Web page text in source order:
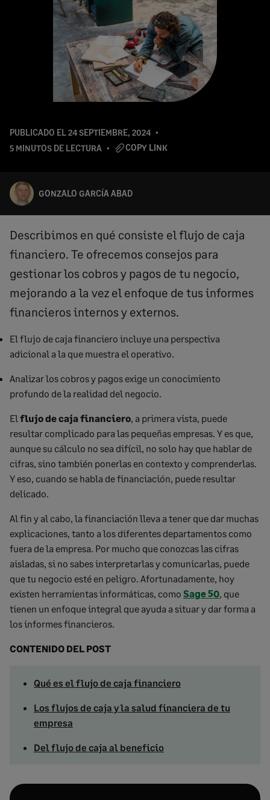
PUBLICADO EL24 SEPTIEMBRE, 2024
5 MINUTOS DE LECTURA
COPY LINK
GONZALO GARCÍA ABAD
Describimos en qué consiste el flujo de caja
financiero. Te ofrecemos consejos para
gestionar los cobros y pagos de tu negocio,
mejorando a la vez el enfoque de tus informes
financieros internos y externos.
El flujo de caja financiero incluye una perspectiva
adicional a la que muestra el operativo.
Analizar los cobros y pagos exige un conocimiento
profundo de la realidad del negocio.
El flujo de caja financiero, a primera vista, puede
resultar complicado para las pequeñas empresas. Y es que,
aunque su cálculo no sea difícil, no solo hay que hablar de
cifras, sino también ponerlas en contexto y comprenderlas.
Y eso, cuando se habla de financiación, puede resultar
delicado.
Al fin y al cabo, la financiación lleva a tener que dar muchas
explicaciones, tanto a los diferentes departamentos como
fuera de la empresa. Por mucho que conozcas las cifras
aisladas, si no sabes interpretarlas y comunicarlas, puede
que tu negocio esté en peligro. Afortunadamente, hoy
existen herramientas informáticas, como Sage 50, que
tienen un enfoque integral que ayuda a situar y dar forma a
los informes financieros.
CONTENIDO DEL POST
Qué es el flujo de caja financiero
Los flujos de caja y la salud financiera de tu
empresa
Del flujo de caja al beneficio